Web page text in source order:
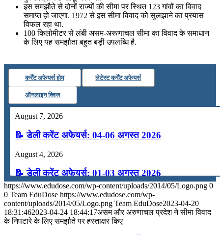
📝 डेली करेंट अफेयर्स: 16-18 जुलाई 2026
इस समझौते से दोनों राज्‍यों की सीमा पर स्थित 123 गांवों का विवाद
समाप्त हो जाएगा. 1972 से इस सीमा विवाद को सुलझाने का प्रयास
विफल रहा था.
100 किलोमीटर से लंबी असम-अरूणाचल सीमा का विवाद के समाधान
के लिए यह समझौता बहुत बड़ी उपलब्धि है.
कर्रेंट अफेयर्स होम लेटेस्ट कर्रेंट अफेयर्स
ऑनलाइन क्विज
August 7, 2026
📝 डेली करेंट अफेयर्स: 04-06 अगस्त 2026
August 4, 2026
📝 डेली करेंट अफेयर्स: 01-03 अगस्त 2026
July 31, 2026
📝 डेली करेंट अफेयर्स: 28-31 जुलाई 2026
https://www.edudose.com/wp-content/uploads/2014/05/Logo.png 0
0 Team EduDose https://www.edudose.com/wp-
content/uploads/2014/05/Logo.png Team EduDose2023-04-20
18:31:462023-04-24 18:44:17असम और अरुणाचल प्रदेश ने सीमा विवाद
के निपटारे के लिए समझौते पर हस्ताक्षर किए